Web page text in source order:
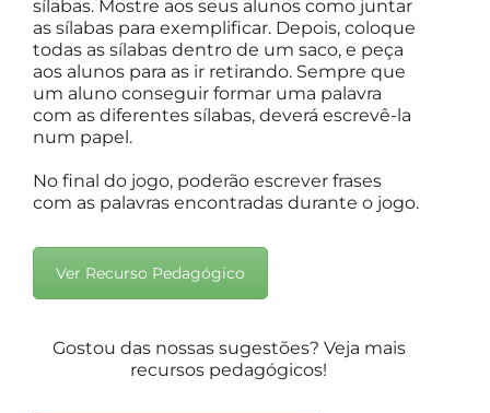
sílabas. Mostre aos seus alunos como juntar
as sílabas para exemplificar. Depois, coloque
todas as sílabas dentro de um saco, e peça
aos alunos para as ir retirando. Sempre que
um aluno conseguir formar uma palavra
com as diferentes sílabas, deverá escrevê-la
num papel.
No final do jogo, poderão escrever frases
com as palavras encontradas durante o jogo.
Ver Recurso Pedagógico
Gostou das nossas sugestões? Veja mais
recursos pedagógicos!